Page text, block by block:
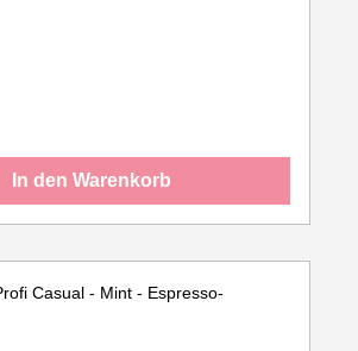
In den Warenkorb